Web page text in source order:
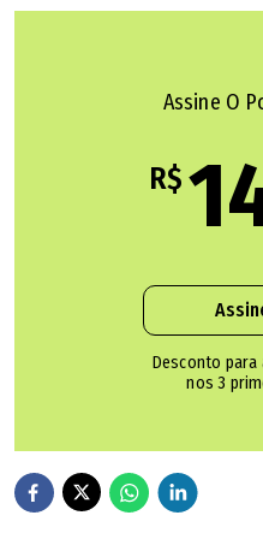
tampouco desejou que
inelegível até 2030.
Malu Mader e TV Globo
Roaunet paa novela
Ministério do Esporte
uniforme do Brasil nas
Rayssa relacionadas a
momento de sua carreira
Assine O
R$
Desconto
nos 3